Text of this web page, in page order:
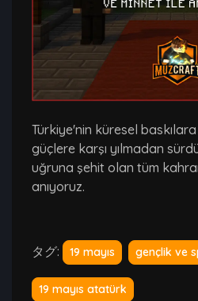
Türkiye'nin küresel
güçlere karşı yılmadan
uğruna şehit olan tüm
anıyoruz.
タグ: 19 mayıs gençlik ve
19 mayıs atatürk